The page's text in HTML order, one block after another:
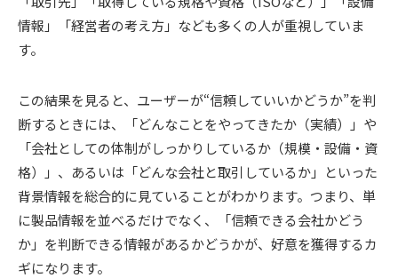
情報」「経営者の考え方」なども多くの人が重視していま
す。
この結果を見ると、ユーザーが“信頼していいかどうか”を判
断するときには、「どんなことをやってきたか（実績）」や
「会社としての体制がしっかりしているか（規模・設備・資
格）」、あるいは「どんな会社と取引しているか」といった
背景情報を総合的に見ていることがわかります。つまり、単
に製品情報を並べるだけでなく、「信頼できる会社かどう
か」を判断できる情報があるかどうかが、好意を獲得するカ
ギになります。